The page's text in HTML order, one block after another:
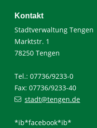
Kontakt
Stadtverwaltung Tengen
Marktstr. 1
78250 Tengen
Tel.: 07736/9233-0
Fax: 07736/9233-40
stadt@tengen.de
*ib*facebook*ib*